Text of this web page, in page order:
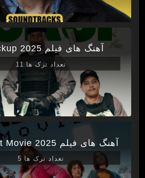
آهنگ های فیلم The Pickup 2025
تعداد ترک ها 11
آهنگ های فیلم A Minecraft Movie 2025
تعداد ترک ها 5